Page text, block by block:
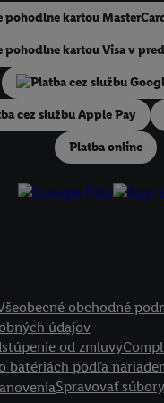
Platba online
obchodné
údajov
od zmluvy
batériách podľa
Spravovať
zariadení alebo
vašej hashovanej e-
identifikátorov, ktoré má
" môžete povoliť
spracúvania osobných údajov.
"Odmietnuť"
na "Súhlasím "
účely. Ďalšie informácie
práve kedykoľvek
zásadách ochrany